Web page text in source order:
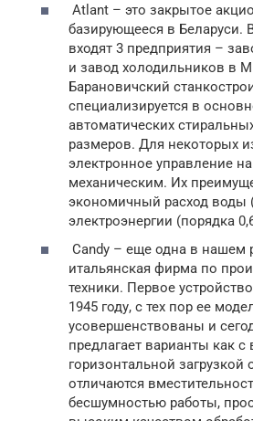
Atlant – это закрытое
базирующееся в Беларуси. В
входят 3 предприятия –
и завод холодильников в
Барановичский
специализируется в
автоматических
размеров. Для некоторых
электронное управление
механическим. Их
экономичный расход воды
электроэнергии (порядка
Candy – еще одна в нашем
итальянская фирма по
техники. Первое
1945 году, с тех пор ее
усовершенствованы и
предлагает варианты как с
горизонтальной
отличаются
бесшумностью работы,